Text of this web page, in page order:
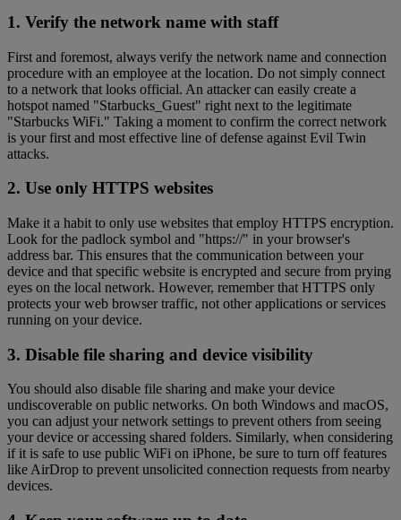
1. Verify the network name with staff
First and foremost, always verify the network name and connection
procedure with an employee at the location. Do not simply connect
to a network that looks official. An attacker can easily create a
hotspot named "Starbucks_Guest" right next to the legitimate
"Starbucks WiFi." Taking a moment to confirm the correct network
is your first and most effective line of defense against Evil Twin
attacks.
2. Use only HTTPS websites
Make it a habit to only use websites that employ HTTPS encryption.
Look for the padlock symbol and "https://" in your browser's
address bar. This ensures that the communication between your
device and that specific website is encrypted and secure from prying
eyes on the local network. However, remember that HTTPS only
protects your web browser traffic, not other applications or services
running on your device.
3. Disable file sharing and device visibility
You should also disable file sharing and make your device
undiscoverable on public networks. On both Windows and macOS,
you can adjust your network settings to prevent others from seeing
your device or accessing shared folders. Similarly, when considering
if it is safe to use public WiFi on iPhone, be sure to turn off features
like AirDrop to prevent unsolicited connection requests from nearby
devices.